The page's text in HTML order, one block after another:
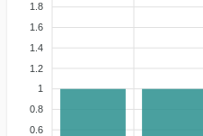
1.8
1.6
1.4
1.2
1
0.8
0.6